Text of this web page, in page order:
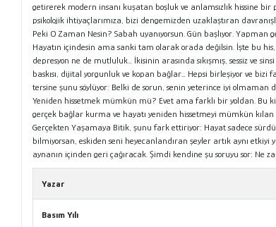
getirerek modern insanı kuşatan boşluk ve anlamsızlık hissine
psikolojik ihtiyaçlarımıza, bizi dengemizden uzaklaştıran
Peki O Zaman Nesin? Sabah uyanıyorsun. Gün başlıyor. Yapman
Hayatın içindesin ama sanki tam olarak orada değilsin. İşte bu
depresyon ne de mutluluk… İkisinin arasında sıkışmış, sessiz ve
baskısı, dijital yorgunluk ve kopan bağlar… Hepsi birleşiyor ve bizi
tersine şunu söylüyor: Belki de sorun, senin yeterince iyi
Yeniden hissetmek mümkün mü? Evet ama farklı bir yoldan. Bu
gerçek bağlar kurma ve hayatı yeniden hissetmeyi mümkün
Gerçekten Yaşamaya Bitik, şunu fark ettiriyor: Hayat sadece
bilmiyorsan, eskiden seni heyecanlandıran şeyler artık aynı
aynanın içinden geri çağıracak. Şimdi kendine şu soruyu sor: Ne
Yazar
Basım Yılı